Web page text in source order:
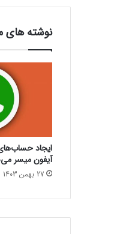
ب
ی
ت
ر
ا
ی
ا
ا
نوشته های
ایجاد
آیفون میسر
27 بهمن 1403